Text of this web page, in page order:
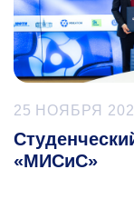
25 НОЯБРЯ
«МИСиС»